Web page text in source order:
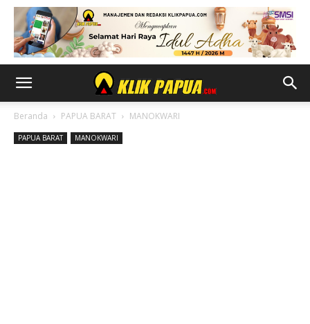
Beranda PAPUA BARAT MANOKWARI
PAPUA BARAT MANOKWARI